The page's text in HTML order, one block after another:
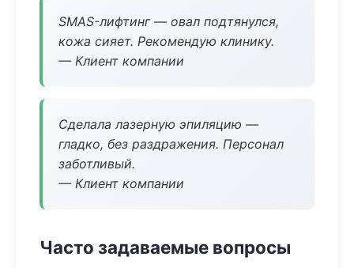
SMAS-лифтинг — овал подтянулся,
кожа сияет. Рекомендую клинику.
— Клиент компании
Сделала лазерную эпиляцию —
гладко, без раздражения. Персонал
заботливый.
— Клиент компании
Часто задаваемые вопросы